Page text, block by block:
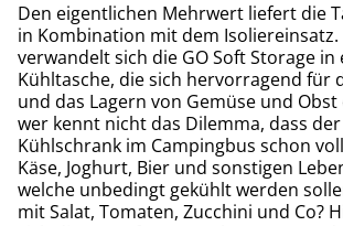
Den eigentlichen Mehrwert liefert die
in Kombination mit dem Isoliereinsatz.
verwandelt sich die GO Soft Storage in
Kühltasche, die sich hervorragend für
und das Lagern von Gemüse und
wer kennt nicht das Dilemma, dass
Kühlschrank im Campingbus schon
Käse, Joghurt, Bier und sonstigen
welche unbedingt gekühlt werden
mit Salat, Tomaten, Zucchini und Co?